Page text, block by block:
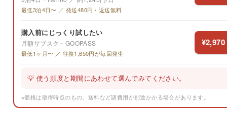
最低3泊4日〜 ／ 発送480円・返送無料
購入前にじっくり試したい
月額サブスク・GOOPASS
最低1ヶ月〜 ／ 往復1,650円が毎回発生
¥2,970
💡 使う頻度と期間にあわせて選んでみてください。
※価格は取得時点のもの。送料など諸費用が別途かかる場合があります。